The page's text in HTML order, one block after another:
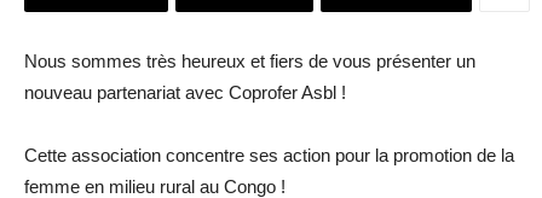
Nous sommes très heureux et fiers de vous présenter un
nouveau partenariat avec Coprofer Asbl !
Cette association concentre ses action pour la promotion de la
femme en milieu rural au Congo !